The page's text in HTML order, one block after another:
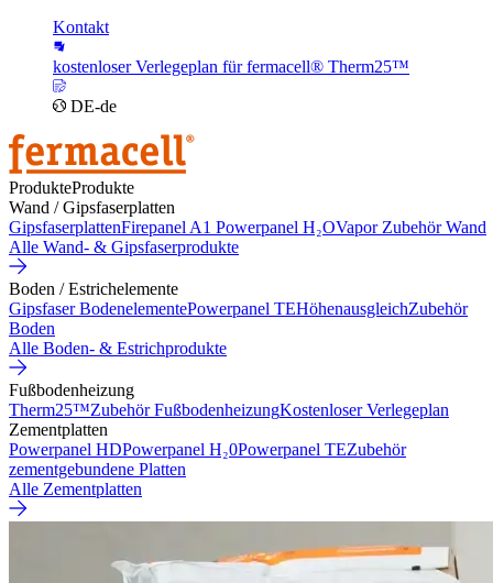
Kontakt
kostenloser Verlegeplan für fermacell® Therm25™
DE-de
ProdukteProdukte
Wand / Gipsfaserplatten
GipsfaserplattenFirepanel A1 Powerpanel H₂OVapor Zubehör Wand
Alle Wand- & Gipsfaserprodukte
Boden / Estrichelemente
Gipsfaser BodenelementePowerpanel TEHöhenausgleichZubehör
Boden
Alle Boden- & Estrichprodukte
Fußbodenheizung
Therm25™Zubehör FußbodenheizungKostenloser Verlegeplan
Zementplatten
Powerpanel HDPowerpanel H₂0Powerpanel TEZubehör
zementgebundene Platten
Alle Zementplatten